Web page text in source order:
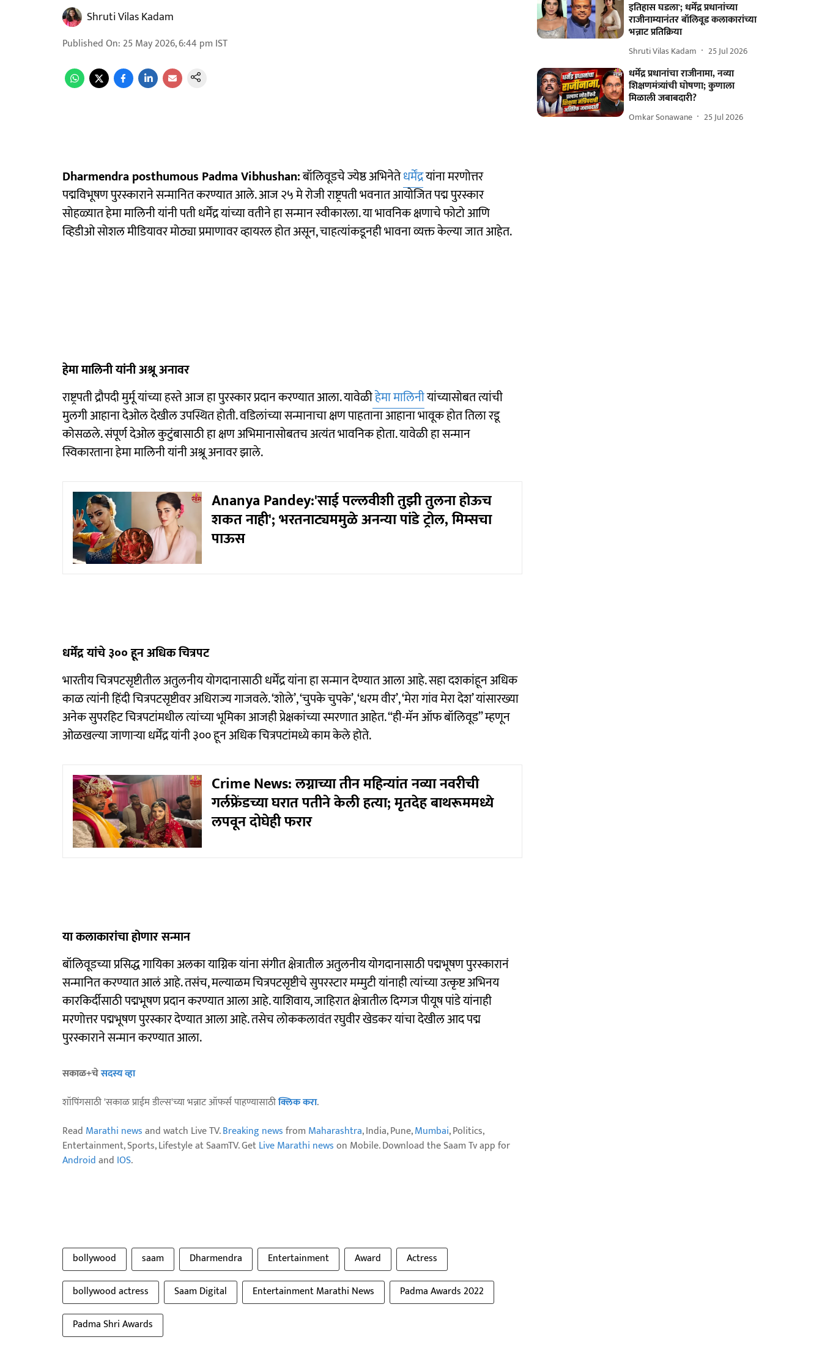
Shruti Vilas Kadam
Published On: 25 May 2026, 6:44 pm IST
Dharmendra posthumous Padma Vibhushan:बॉलिवूडचे ज्येष्ठ अभिनेतेधर्मेंद्रयांना मरणोत्तर
पद्मविभूषण पुरस्काराने सन्मानित करण्यात आले. आज २५ मे रोजी राष्ट्रपती भवनात आयोजित पद्म पुरस्कार
सोहळ्यात हेमा मालिनी यांनी पती धर्मेंद्र यांच्या वतीने हा सन्मान स्वीकारला. या भावनिक क्षणाचे फोटो आणि
व्हिडीओ सोशल मीडियावर मोठ्या प्रमाणावर व्हायरल होत असून, चाहत्यांकडूनही भावना व्यक्त केल्या जात आहेत.
हेमा मालिनी यांनी अश्रू अनावर
राष्ट्रपती द्रौपदी मुर्मू यांच्या हस्ते आज हा पुरस्कार प्रदान करण्यात आला. यावेळीहेमा मालिनीयांच्यासोबत त्यांची
मुलगी आहाना देओल देखील उपस्थित होती. वडिलांच्या सन्मानाचा क्षण पाहताना आहाना भावूक होत तिला रडू
कोसळले. संपूर्ण देओल कुटुंबासाठी हा क्षण अभिमानासोबतच अत्यंत भावनिक होता. यावेळी हा सन्मान
स्विकारताना हेमा मालिनी यांनी अश्रू अनावर झाले.
Ananya Pandey:'साई पल्लवीशी तुझी तुलना होऊच
शकत नाही'; भरतनाट्यममुळे अनन्या पांडे ट्रोल, मिम्सचा
पाऊस
धर्मेंद्र यांचे ३०० हून अधिक चित्रपट
भारतीय चित्रपटसृष्टीतील अतुलनीय योगदानासाठी धर्मेंद्र यांना हा सन्मान देण्यात आला आहे. सहा दशकांहून अधिक
काळ त्यांनी हिंदी चित्रपटसृष्टीवर अधिराज्य गाजवले. ‘शोले’, ‘चुपके चुपके’, ‘धरम वीर’, ‘मेरा गांव मेरा देश’ यांसारख्या
अनेक सुपरहिट चित्रपटांमधील त्यांच्या भूमिका आजही प्रेक्षकांच्या स्मरणात आहेत. “ही-मॅन ऑफ बॉलिवूड” म्हणून
ओळखल्या जाणाऱ्या धर्मेंद्र यांनी ३०० हून अधिक चित्रपटांमध्ये काम केले होते.
Crime News: लग्नाच्या तीन महिन्यांत नव्या नवरीची
गर्लफ्रेंडच्या घरात पतीने केली हत्या; मृतदेह बाथरूममध्ये
लपवून दोघेही फरार
या कलाकारांचा होणार सन्मान
बॉलिवूडच्या प्रसिद्ध गायिका अलका याग्निक यांना संगीत क्षेत्रातील अतुलनीय योगदानासाठी पद्मभूषण पुरस्कारानं
सन्मानित करण्यात आलं आहे. तसंच, मल्याळम चित्रपटसृष्टीचे सुपरस्टार मम्मुटी यांनाही त्यांच्या उत्कृष्ट अभिनय
कारकिर्दीसाठी पद्मभूषण प्रदान करण्यात आला आहे. याशिवाय, जाहिरात क्षेत्रातील दिग्गज पीयूष पांडे यांनाही
मरणोत्तर पद्मभूषण पुरस्कार देण्यात आला आहे. तसेच लोककलावंत रघुवीर खेडकर यांचा देखील आद पद्म
पुरस्काराने सन्मान करण्यात आला.
सकाळ+चेसदस्य व्हा
शॉपिंगसाठी 'सकाळ प्राईम डील्स'च्या भन्नाट ऑफर्स पाहण्यासाठीक्लिक करा.
Read Marathi newsand watch Live TV.Breaking newsfrom Maharashtra, India, Pune,Mumbai, Politics,
Entertainment, Sports, Lifestyle at SaamTV. GetLive Marathi newson Mobile. Download the Saam Tv app for
Androidand IOS.
bollywood saam Dharmendra Entertainment Award
Actress
bollywood actress
Saam Digital Entertainment Marathi News
Padma Awards 2022
Padma Shri Awards
इतिहास घडला'; धर्मेंद्र प्रधानांच्या
राजीनाम्यानंतर बॉलिवूड कलाकारांच्या
भन्नाट प्रतिक्रिया
Shruti Vilas Kadam 25 Jul 2026
धर्मेंद्र प्रधानांचा राजीनामा, नव्या
शिक्षणमंत्र्यांची घोषणा; कुणाला
मिळाली जबाबदारी?
Omkar Sonawane 25 Jul 2026